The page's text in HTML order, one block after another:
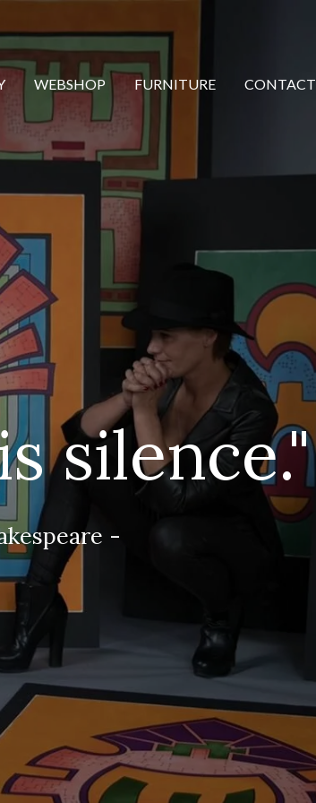
WEBSHOP FURNITURE CONTACT
silence."
-